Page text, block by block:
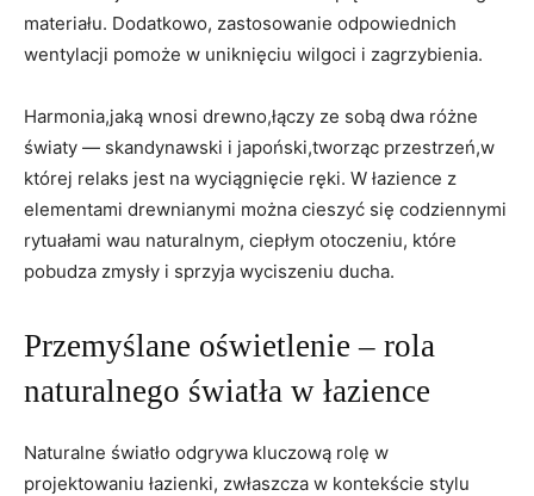
materiału. Dodatkowo, zastosowanie odpowiednich
wentylacji pomoże w uniknięciu wilgoci i zagrzybienia.
Harmonia,jaką wnosi drewno,łączy ze sobą dwa różne
światy — skandynawski i japoński,tworząc przestrzeń,w
której relaks jest na wyciągnięcie ręki. W łazience z
elementami drewnianymi można cieszyć się codziennymi
rytuałami wau naturalnym, ciepłym otoczeniu, które
pobudza zmysły i sprzyja wyciszeniu ducha.
Przemyślane oświetlenie – rola
naturalnego światła w łazience
Naturalne światło odgrywa kluczową rolę w
projektowaniu łazienki, zwłaszcza w kontekście stylu